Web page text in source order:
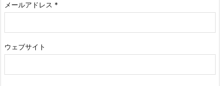
メールアドレス *
ウェブサイト